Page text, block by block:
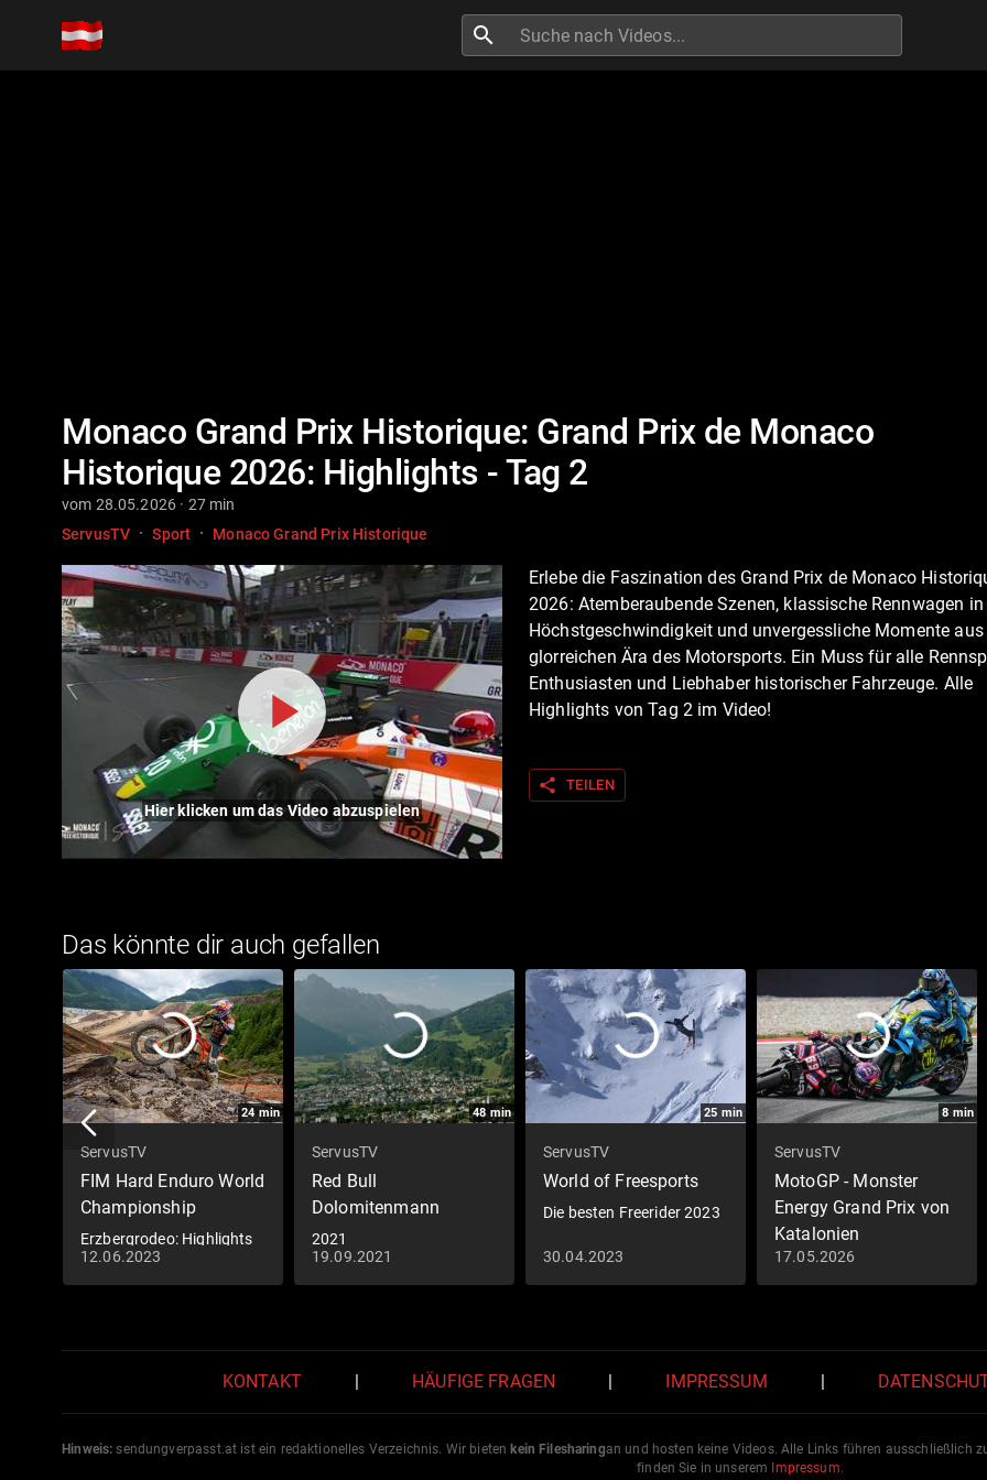
search
Monaco Grand Prix Historique: Grand Prix de Monaco
Historique 2026: Highlights - Tag 2
vom 28.05.2026 · 27 min
ServusTV · Sport · Monaco Grand Prix Historique
Hier klicken um das Video abzuspielen
Erlebe die Faszination des Grand Prix de Monaco
2026: Atemberaubende Szenen, klassische Rennwagen in
Höchstgeschwindigkeit und unvergessliche Momente aus
glorreichen Ära des Motorsports. Ein Muss für alle
Enthusiasten und Liebhaber historischer Fahrzeuge. Alle
Highlights von Tag 2 im Video!
share TEILEN
Das könnte dir auch gefallen
24min
ServusTV
FIM Hard Enduro World
Championship
Erzbergrodeo: Highlights
12.06.2023
48min
ServusTV
Red Bull
Dolomitenmann
2021
19.09.2021
25 min
ServusTV
World of Freesports
Die besten Freerider 2023
30.04.2023
8 min
ServusTV
MotoGP - Monster
Energy Grand Prix von
Katalonien
Grand Prix von
Katalonien: Highlights
17.05.2026
KONTAKT HÄUFIGE FRAGEN IMPRESSUM
Hinweis: sendungverpasst.at ist ein redaktionelles Verzeichnis. Wir bieten kein Filesharingan und hosten keine Videos. Alle Links führen ausschließlich
finden Sie in unserem Impressum.